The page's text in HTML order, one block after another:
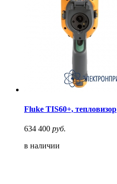
Fluke TIS60+, тепловизор
634 400 руб.
в наличии